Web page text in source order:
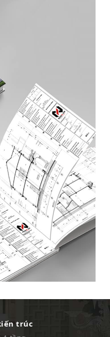
trúc